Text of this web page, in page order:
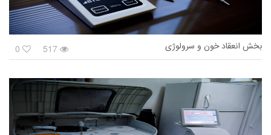
517
0 بخش انعقاد خون و سرولوژی